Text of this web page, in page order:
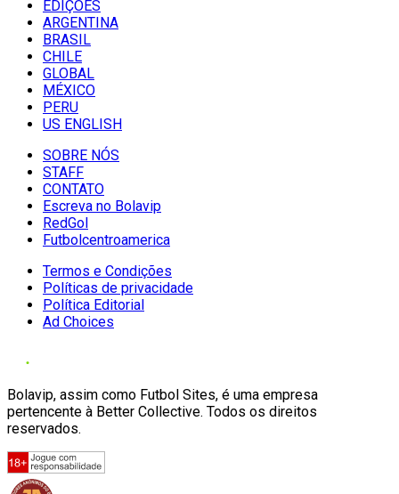
EDIÇÕES
ARGENTINA
BRASIL
CHILE
GLOBAL
MÉXICO
PERU
US ENGLISH
SOBRE NÓS
STAFF
CONTATO
Escreva no Bolavip
RedGol
Futbolcentroamerica
Termos e Condições
Políticas de privacidade
Política Editorial
Ad Choices
Bolavip, assim como Futbol Sites, é uma empresa
pertencente à Better Collective. Todos os direitos
reservados.